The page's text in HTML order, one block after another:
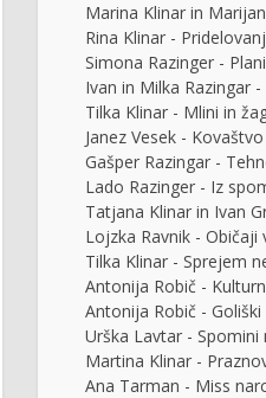
Marina Klinar in
Rina Klinar -
Simona Razinger -
Ivan in Milka Razingar
Tilka Klinar - Mlini in
Janez Vesek - Kovaštvo
Gašper Razingar -
Lado Razinger - Iz
Tatjana Klinar in Ivan
Lojzka Ravnik - Običaji
Tilka Klinar - Sprejem
Antonija Robič -
Antonija Robič - Goliški
Urška Lavtar -
Martina Klinar -
Ana Tarman - Miss